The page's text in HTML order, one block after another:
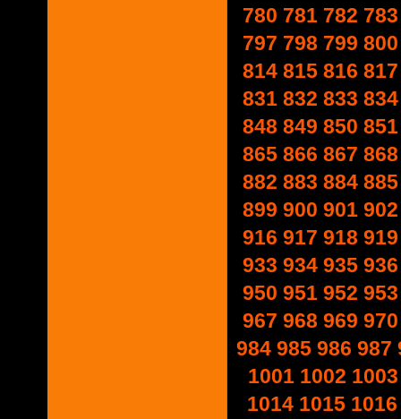
780 781 782 783
797 798 799 800
814 815 816 817
831 832 833 834
848 849 850 851
865 866 867 868
882 883 884 885
899 900 901 902
916 917 918 919
933 934 935 936
950 951 952 953
967 968 969 970
984 985 986 987
1001 1002 1003
1014 1015 1016